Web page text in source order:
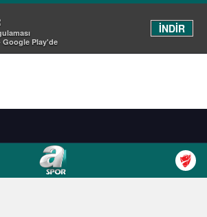
Google Play'de
İNDİR